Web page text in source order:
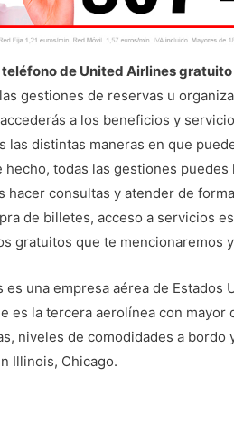
teléfono de United Airlines gratuito
gestiones de reservas u
a los beneficios y
las distintas maneras en que
hecho, todas las gestiones
hacer consultas y atender de
de billetes, acceso a servicios
gratuitos que te mencionaremos
es una empresa aérea de Estados
es la tercera aerolínea con
niveles de comodidades a
Illinois, Chicago.